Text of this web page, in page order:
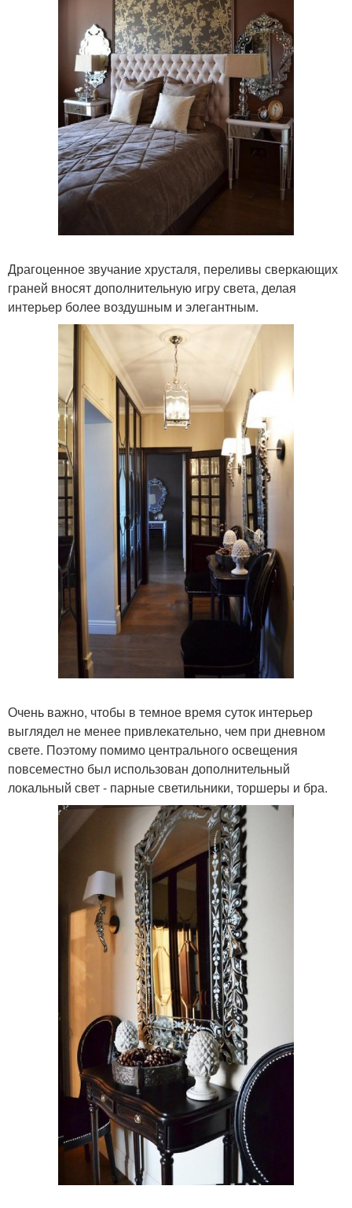
Драгоценное звучание хрусталя, переливы сверкающих
граней вносят дополнительную игру света, делая
интерьер более воздушным и элегантным.
Очень важно, чтобы в темное время суток интерьер
выглядел не менее привлекательно, чем при дневном
свете. Поэтому помимо центрального освещения
повсеместно был использован дополнительный
локальный свет - парные светильники, торшеры и бра.